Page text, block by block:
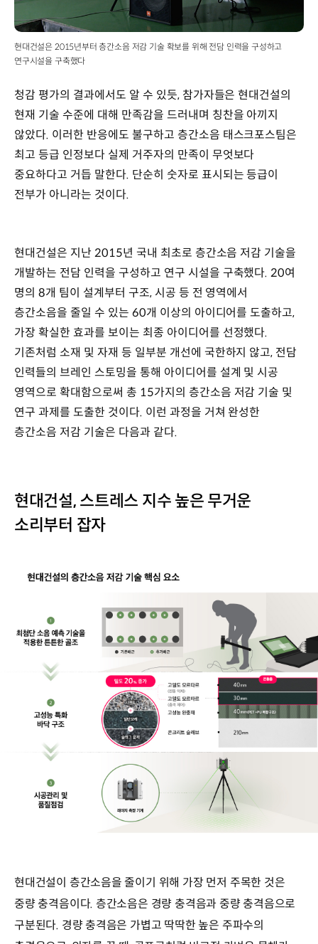
현대건설은 2015년부터 층간소음 저감 기술 확보를 위해 전담 인력을 구성하고
연구시설을 구축했다
청감 평가의 결과에서도 알 수 있듯, 참가자들은 현대건설의
현재 기술 수준에 대해 만족감을 드러내며 칭찬을 아끼지
않았다. 이러한 반응에도 불구하고 층간소음 태스크포스팀은
최고 등급 인정보다 실제 거주자의 만족이 무엇보다
중요하다고 거듭 말한다. 단순히 숫자로 표시되는 등급이
전부가 아니라는 것이다.
현대건설은 지난 2015년 국내 최초로 층간소음 저감 기술을
개발하는 전담 인력을 구성하고 연구 시설을 구축했다. 20여
명의 8개 팀이 설계부터 구조, 시공 등 전 영역에서
층간소음을 줄일 수 있는 60개 이상의 아이디어를 도출하고,
가장 확실한 효과를 보이는 최종 아이디어를 선정했다.
기존처럼 소재 및 자재 등 일부분 개선에 국한하지 않고, 전담
인력들의 브레인 스토밍을 통해 아이디어를 설계 및 시공
영역으로 확대함으로써 총 15가지의 층간소음 저감 기술 및
연구 과제를 도출한 것이다. 이런 과정을 거쳐 완성한
층간소음 저감 기술은 다음과 같다.
현대건설, 스트레스 지수 높은 무거운
소리부터 잡자
현대건설이 층간소음을 줄이기 위해 가장 먼저 주목한 것은
중량 충격음이다. 층간소음은 경량 충격음과 중량 충격음으로
구분된다. 경량 충격음은 가볍고 딱딱한 높은 주파수의